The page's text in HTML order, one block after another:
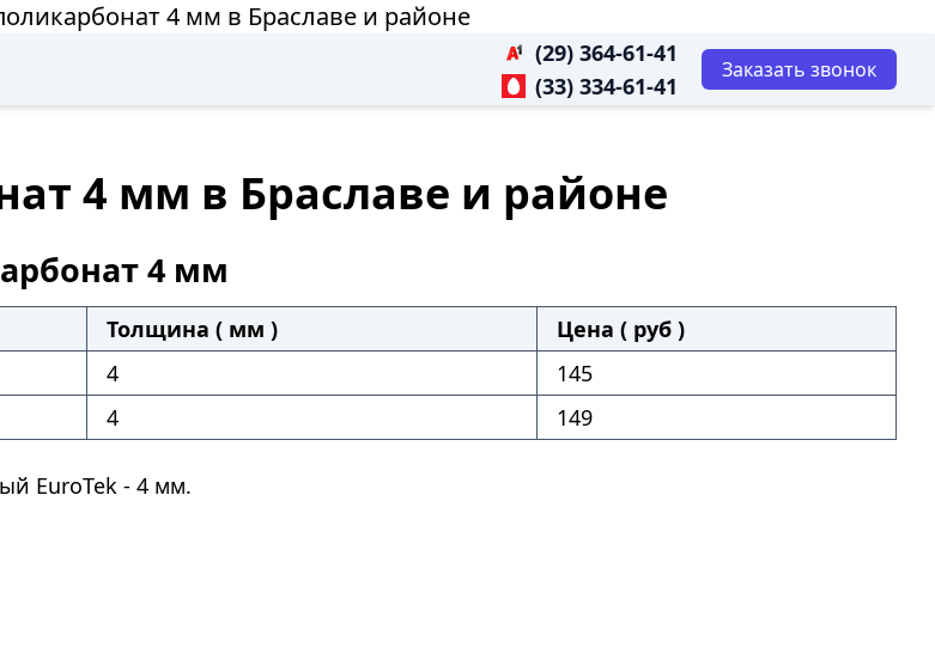
4 мм в Браславе и районе
(29) 364-61-41
(33) 334-61-41
Заказать звонок
4 мм в Браславе и районе
4 мм
Толщина ( мм )
Цена ( руб )
4
145
4 149
EuroTek - 4 мм.